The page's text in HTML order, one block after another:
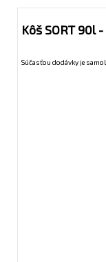
Kôš SORT 90l
Súčasťou dodávky je